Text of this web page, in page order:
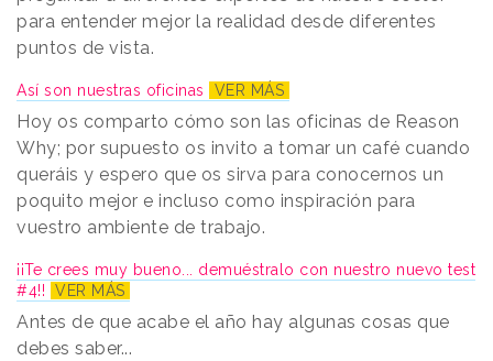
para entender mejor la realidad desde diferentes
puntos de vista.
Así son nuestras oficinas VER MÁS
Hoy os comparto cómo son las oficinas de Reason
Why; por supuesto os invito a tomar un café cuando
queráis y espero que os sirva para conocernos un
poquito mejor e incluso como inspiración para
vuestro ambiente de trabajo.
¡¡Te crees muy bueno... demuéstralo con nuestro nuevo test
#4!!
VER MÁS
Antes de que acabe el año hay algunas cosas que
debes saber...